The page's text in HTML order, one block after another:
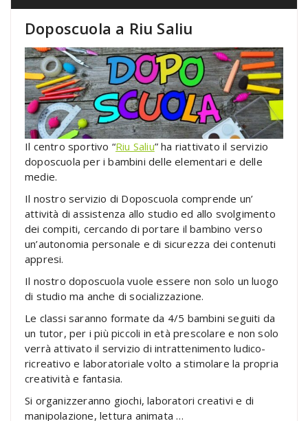
Doposcuola a Riu Saliu
Il centro sportivo “Riu Saliu” ha riattivato il servizio
doposcuola per i bambini delle elementari e delle
medie.
Il nostro servizio di Doposcuola comprende un’
attività di assistenza allo studio ed allo svolgimento
dei compiti, cercando di portare il bambino verso
un’autonomia personale e di sicurezza dei contenuti
appresi.
Il nostro doposcuola vuole essere non solo un luogo
di studio ma anche di socializzazione.
Le classi saranno formate da 4/5 bambini seguiti da
un tutor, per i più piccoli in età prescolare e non solo
verrà attivato il servizio di intrattenimento ludico-
ricreativo e laboratoriale volto a stimolare la propria
creatività e fantasia.
Si organizzeranno giochi, laboratori creativi e di
manipolazione, lettura animata …